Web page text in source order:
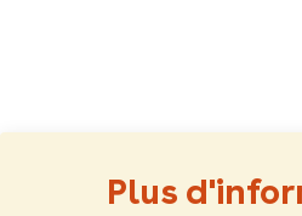
Plus